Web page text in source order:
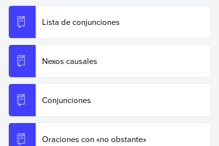
Lista de conjunciones
Nexos causales
Conjunciones
Oraciones con «no obstante»